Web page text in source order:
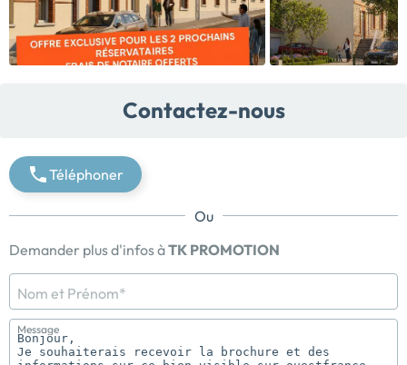
Contactez-nous
Téléphoner
Ou
Demander plus d'infos àTK PROMOTION
Nom et Prénom*
Message